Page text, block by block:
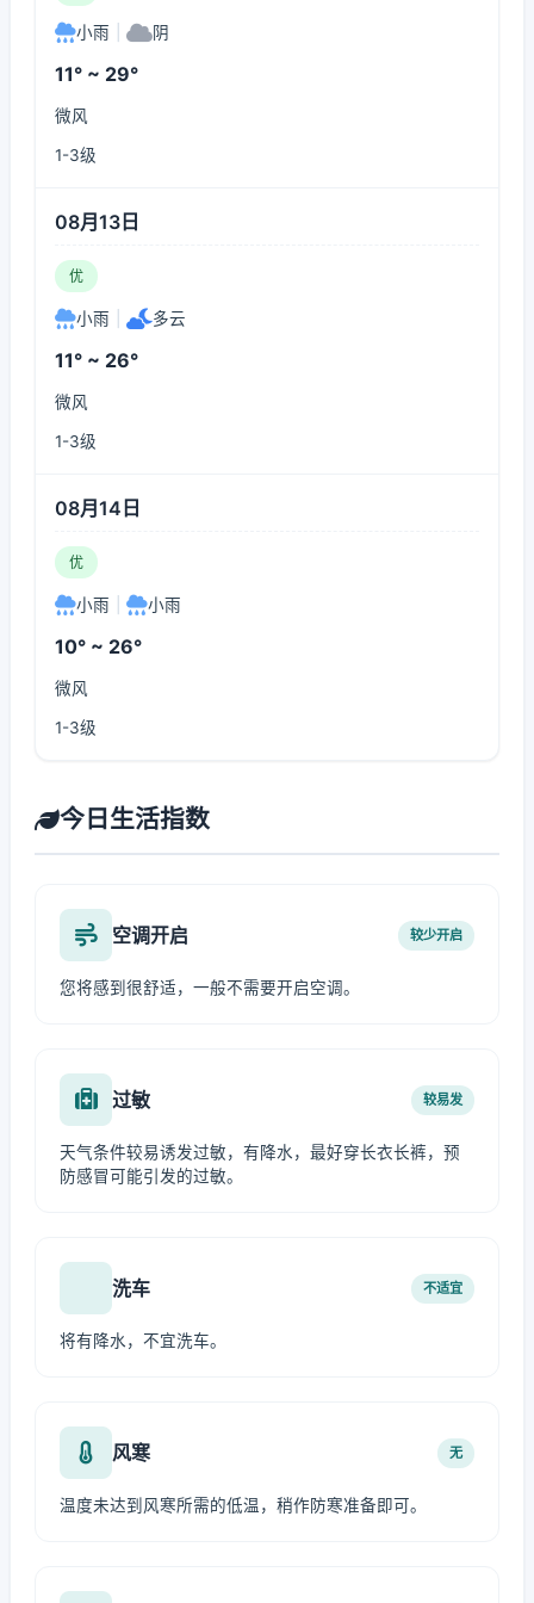
小雨 阴
11° ~ 29°
微风
1-3级
08月13日
优
小雨 多云
11° ~ 26°
微风
1-3级
08月14日
优
小雨 小雨
10° ~ 26°
微风
1-3级
今日生活指数
空调开启 较少开启
您将感到很舒适，一般不需要开启空调。
过敏 较易发
天气条件较易诱发过敏，有降水，最好穿长衣长裤，预
防感冒可能引发的过敏。
洗车 不适宜
将有降水，不宜洗车。
风寒 无
温度未达到风寒所需的低温，稍作防寒准备即可。